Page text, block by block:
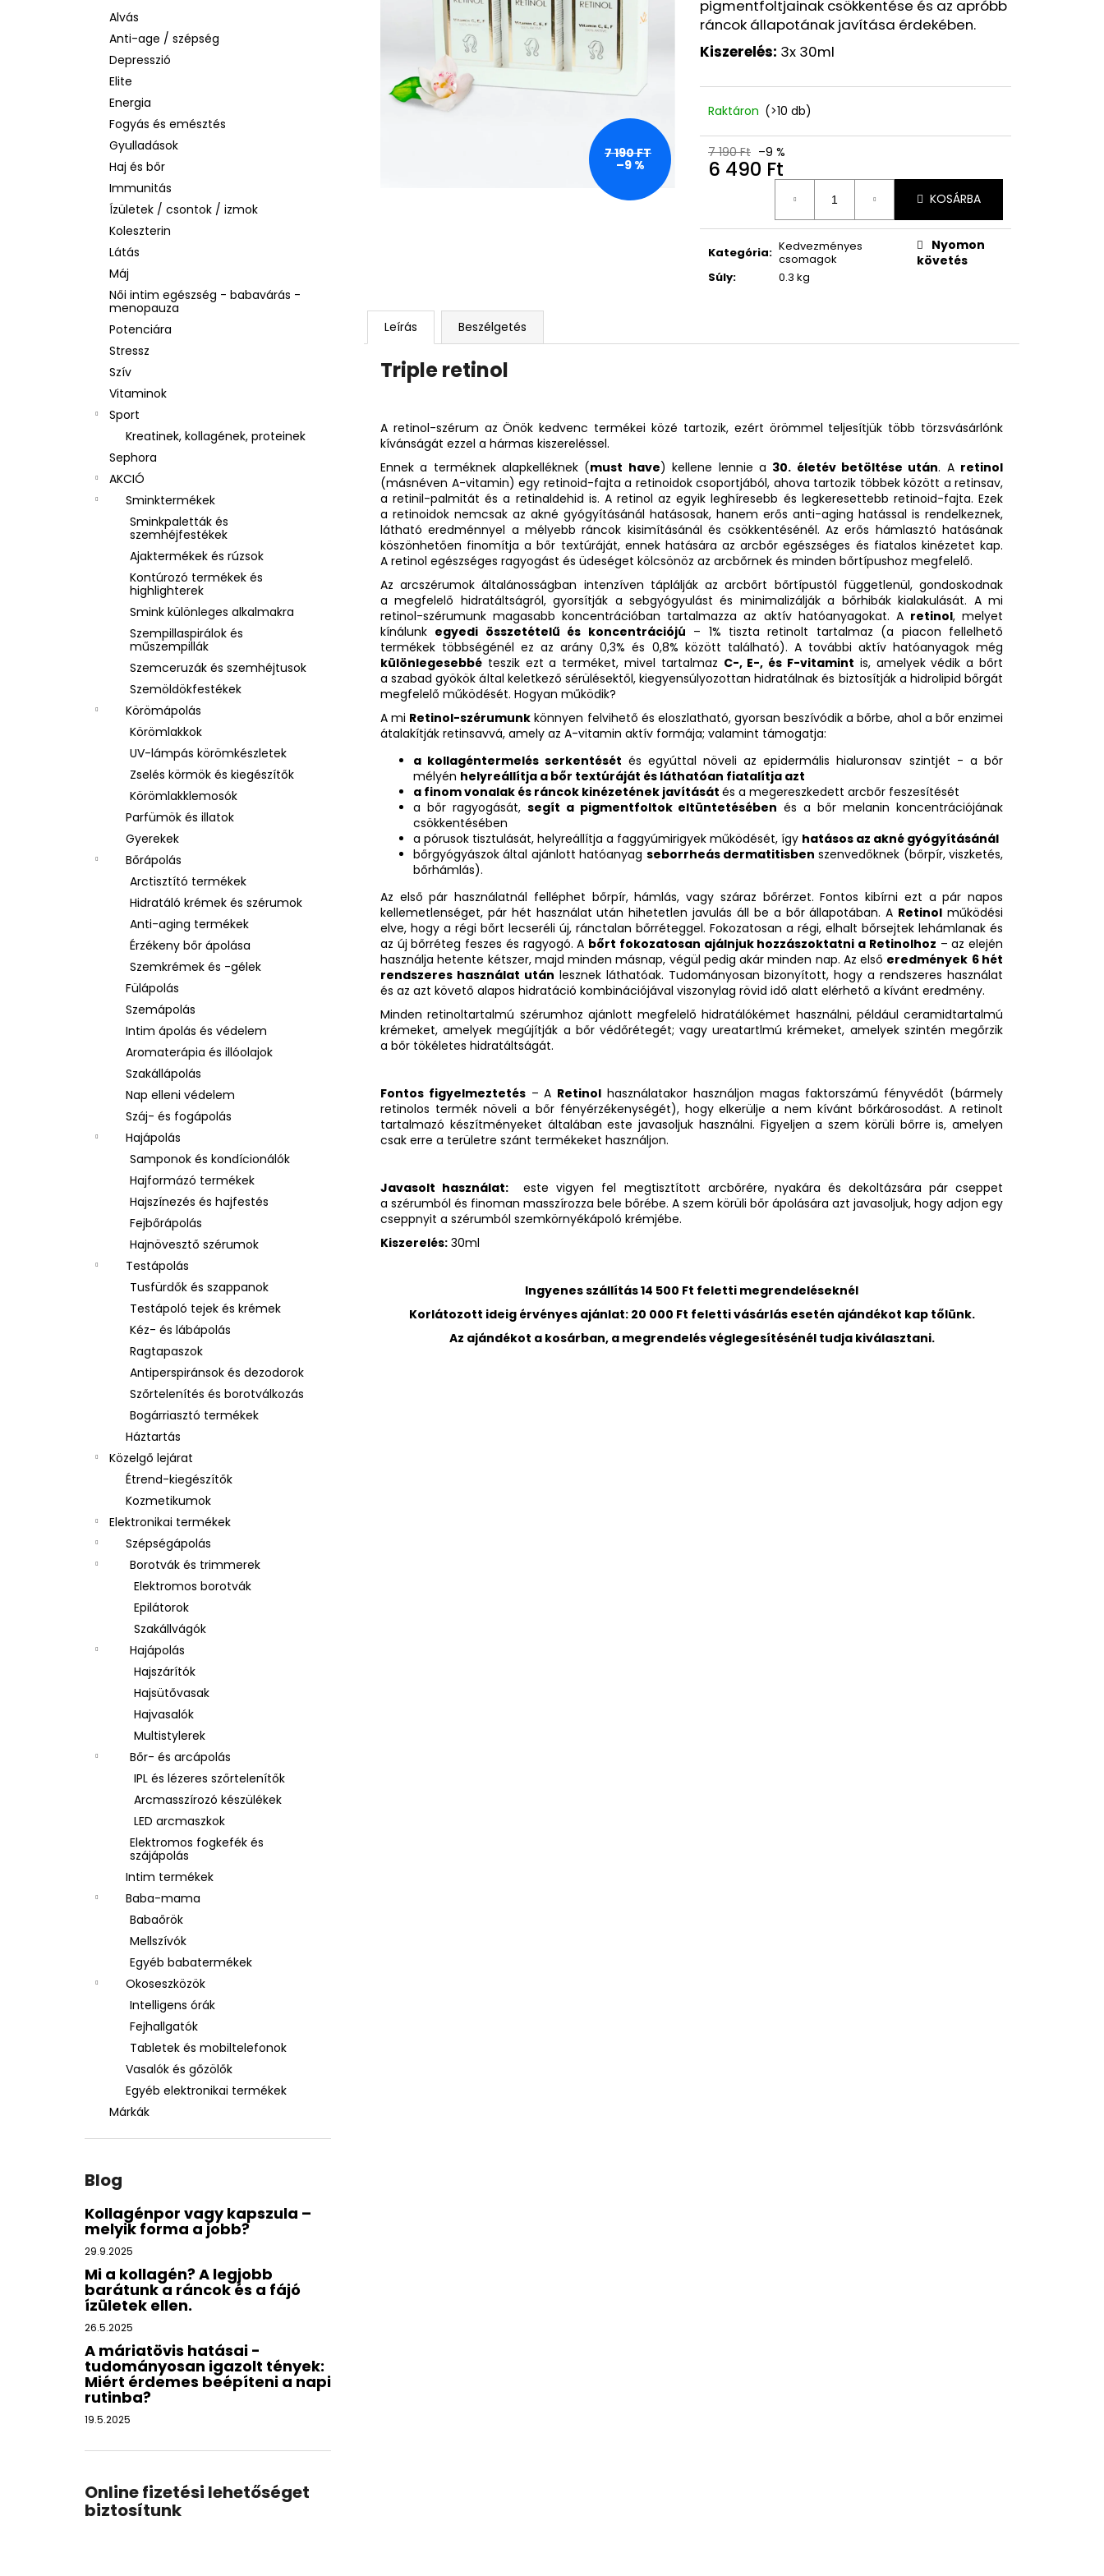
Alvás
Anti-age / szépség
Depresszió
Elite
Energia
Fogyás és emésztés
Gyulladások
Haj és bőr
Immunitás
Ízületek / csontok / izmok
Koleszterin
Látás
Máj
Női intim egészség - babavárás -
menopauza
Potenciára
Stressz
Szív
Vitaminok
Sport
Kreatinek, kollagének, proteinek
Sephora
AKCIÓ
Sminktermékek
Sminkpaletták és
szemhéjfestékek
Ajaktermékek és rúzsok
Kontúrozó termékek és
highlighterek
Smink különleges alkalmakra
Szempillaspirálok és
műszempillák
Szemceruzák és szemhéjtusok
Szemöldökfestékek
Körömápolás
Körömlakkok
UV-lámpás körömkészletek
Zselés körmök és kiegészítők
Körömlakklemosók
Parfümök és illatok
Gyerekek
Bőrápolás
Arctisztító termékek
Hidratáló krémek és szérumok
Anti-aging termékek
Érzékeny bőr ápolása
Szemkrémek és -gélek
Fülápolás
Szemápolás
Intim ápolás és védelem
Aromaterápia és illóolajok
Szakállápolás
Nap elleni védelem
Száj- és fogápolás
Hajápolás
Samponok és kondícionálók
Hajformázó termékek
Hajszínezés és hajfestés
Fejbőrápolás
Hajnövesztő szérumok
Testápolás
Tusfürdők és szappanok
Testápoló tejek és krémek
Kéz- és lábápolás
Ragtapaszok
Antiperspiránsok és dezodorok
Szőrtelenítés és borotválkozás
Bogárriasztó termékek
Háztartás
Közelgő lejárat
Étrend-kiegészítők
Kozmetikumok
Elektronikai termékek
Szépségápolás
Borotvák és trimmerek
Elektromos borotvák
Epilátorok
Szakállvágók
Hajápolás
Hajszárítók
Hajsütővasak
Hajvasalók
Multistylerek
Bőr- és arcápolás
IPL és lézeres szőrtelenítők
Arcmasszírozó készülékek
LED arcmaszkok
Elektromos fogkefék és
szájápolás
Intim termékek
Baba-mama
Babaőrök
Mellszívók
Egyéb babatermékek
Okoseszközök
Intelligens órák
Fejhallgatók
Tabletek és mobiltelefonok
Vasalók és gőzölők
Egyéb elektronikai termékek
Márkák
Blog
Kollagénpor vagy kapszula –
melyik forma a jobb?
29.9.2025
Mi a kollagén? A legjobb
barátunk a ráncok és a fájó
ízületek ellen.
26.5.2025
A máriatövis hatásai -
tudományosan igazolt tények:
Miért érdemes beépíteni a napi
rutinba?
19.5.2025
Online fizetési lehetőséget
biztosítunk
pigmentfoltjainak csökkentése és az apróbb
ráncok állapotának javítása érdekében.
Kiszerelés: 3x 30ml
Raktáron (>10 db)
7 190 Ft –9 %
6 490 Ft
KOSÁRBA
Kategória: Kedvezményes
csomagok
Súly: 0.3 kg
Nyomon
követés
7 190 FT
–9 %
Leírás Beszélgetés
Triple retinol
A retinol-szérum az Önök kedvenc termékei közé tartozik, ezért örömmel teljesítjük több törzsvásárlónk
kívánságát ezzel a hármas kiszereléssel.
Ennek a terméknek alapkelléknek (must have) kellene lennie a 30. életév betöltése után. A retinol
(másnéven A-vitamin) egy retinoid-fajta a retinoidok csoportjából, ahova tartozik többek között a retinsav,
a retinil-palmitát és a retinaldehid is. A retinol az egyik leghíresebb és legkeresettebb retinoid-fajta. Ezek
a retinoidok nemcsak az akné gyógyításánál hatásosak, hanem erős anti-aging hatással is rendelkeznek,
látható eredménnyel a mélyebb ráncok kisimításánál és csökkentésénél. Az erős hámlasztó hatásának
köszönhetően finomítja a bőr textúráját, ennek hatására az arcbőr egészséges és fiatalos kinézetet kap.
A retinol egészséges ragyogást és üdeséget kölcsönöz az arcbőrnek és minden bőrtípushoz megfelelő.
Az arcszérumok általánosságban intenzíven táplálják az arcbőrt bőrtípustól függetlenül, gondoskodnak
a megfelelő hidratáltságról, gyorsítják a sebgyógyulást és minimalizálják a bőrhibák kialakulását. A mi
retinol-szérumunk magasabb koncentrációban tartalmazza az aktív hatóanyagokat. A retinol, melyet
kínálunk egyedi összetételű és koncentrációjú – 1% tiszta retinolt tartalmaz (a piacon fellelhető
termékek többségénél ez az arány 0,3% és 0,8% között található). A további aktív hatóanyagok még
különlegesebbé teszik ezt a terméket, mivel tartalmaz C-, E-, és F-vitamint is, amelyek védik a bőrt
a szabad gyökök által keletkező sérülésektől, kiegyensúlyozottan hidratálnak és biztosítják a hidrolipid bőrgát
megfelelő működését. Hogyan működik?
A mi Retinol-szérumunk könnyen felvihető és eloszlatható, gyorsan beszívódik a bőrbe, ahol a bőr enzimei
átalakítják retinsavvá, amely az A-vitamin aktív formája; valamint támogatja:
a kollagéntermelés serkentését és egyúttal növeli az epidermális hialuronsav szintjét - a bőr
mélyén helyreállítja a bőr textúráját és láthatóan fiatalítja azt
a finom vonalak és ráncok kinézetének javítását és a megereszkedett arcbőr feszesítését
a bőr ragyogását, segít a pigmentfoltok eltüntetésében és a bőr melanin koncentrációjának
csökkentésében
a pórusok tisztulását, helyreállítja a faggyúmirigyek működését, így hatásos az akné gyógyításánál
bőrgyógyászok által ajánlott hatóanyag seborrheás dermatitisben szenvedőknek (bőrpír, viszketés,
bőrhámlás).
Az első pár használatnál felléphet bőrpír, hámlás, vagy száraz bőrérzet. Fontos kibírni ezt a pár napos
kellemetlenséget, pár hét használat után hihetetlen javulás áll be a bőr állapotában. A Retinol működési
elve, hogy a régi bőrt lecseréli új, ránctalan bőrréteggel. Fokozatosan a régi, elhalt bőrsejtek lehámlanak és
az új bőrréteg feszes és ragyogó. A bőrt fokozatosan ajálnjuk hozzászoktatni a Retinolhoz – az elején
használja hetente kétszer, majd minden másnap, végül pedig akár minden nap. Az első eredmények 6 hét
rendszeres használat után lesznek láthatóak. Tudományosan bizonyított, hogy a rendszeres használat
és az azt követő alapos hidratáció kombinációjával viszonylag rövid idő alatt elérhető a kívánt eredmény.
Minden retinoltartalmú szérumhoz ajánlott megfelelő hidratálókémet használni, például ceramidtartalmú
krémeket, amelyek megújítják a bőr védőrétegét; vagy ureatartlmú krémeket, amelyek szintén megőrzik
a bőr tökéletes hidratáltságát.
Fontos figyelmeztetés– A Retinol használatakor használjon magas faktorszámú fényvédőt (bármely
retinolos termék növeli a bőr fényérzékenységét), hogy elkerülje a nem kívánt bőrkárosodást. A retinolt
tartalmazó készítményeket általában este javasoljuk használni. Figyeljen a szem körüli bőrre is, amelyen
csak erre a területre szánt termékeket használjon.
Javasolt használat: este vigyen fel megtisztított arcbőrére, nyakára és dekoltázsára pár cseppet
a szérumból és finoman masszírozza bele bőrébe. A szem körüli bőr ápolására azt javasoljuk, hogy adjon egy
cseppnyit a szérumból szemkörnyékápoló krémjébe.
Kiszerelés: 30ml
Ingyenes szállítás 14 500 Ft feletti megrendeléseknél
Korlátozott ideig érvényes ajánlat: 20 000 Ft feletti vásárlás esetén ajándékot kap tőlünk.
Az ajándékot a kosárban, a megrendelés véglegesítésénél tudja kiválasztani.
BEAUTY OF JOSEON MATTE SUN STICK
MUGWORT + CAMELIA
SPF50+/PA++++, 18G
2 060 Ft
Korábbi: 3 880 Ft
LA ROCHE-POSAY B5 RÁNCTALANÍTÓ
SZÉRUM ÉRZÉKENY BŐRRE, 10 ML
4 580 Ft
LA ROCHE-POSAY EFFACLAR DUO+M
HIDRATÁLÓ KORREKCIÓS GÉL 40 ML
(EXP.: 6/26)